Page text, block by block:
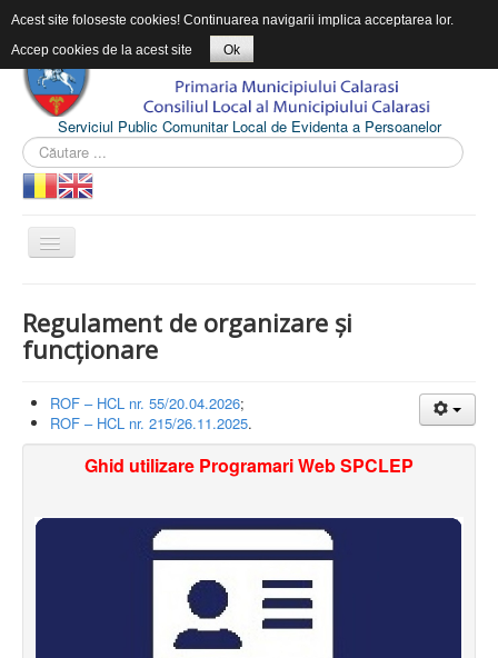
Serviciul Public Comunitar Local de Evidenta a Persoanelor
DESPRE SPCLEP
CONTACT
Regulament de organizare și
funcționare
ROF – HCL nr. 55/20.04.2026;
ROF – HCL nr. 215/26.11.2025.
Ghid utilizare Programari Web SPCLEP
Acest site foloseste cookies! Continuarea navigarii implica acceptarea lor.
Accep cookies de la acest site
Ok